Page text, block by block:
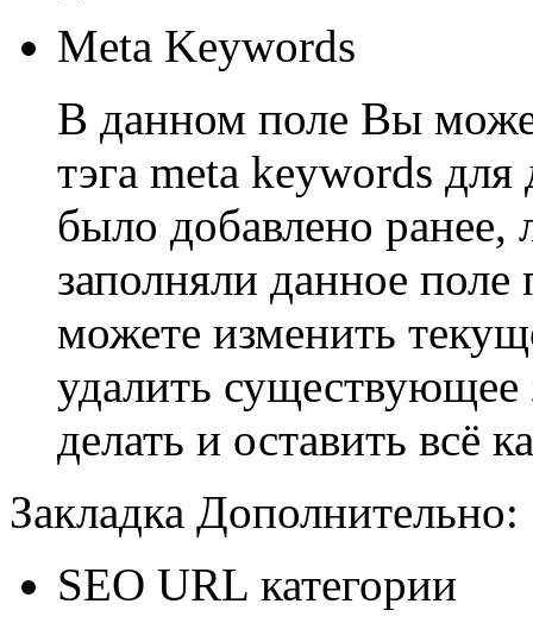
Meta Keywords
В данном поле Вы
тэга meta keywords
было добавлено ранее,
заполняли данное
можете изменить
удалить существующее
делать и оставить всё
Закладка Дополнительно:
SEO URL категории